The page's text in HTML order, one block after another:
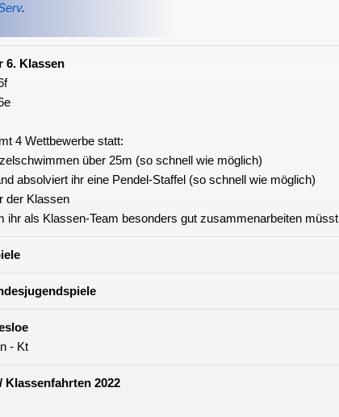
.
6. Klassen
4 Wettbewerbe statt:
über 25m (so schnell wie möglich)
absolviert ihr eine Pendel-Staffel (so schnell wie möglich)
der Klassen
ihr als Klassen-Team besonders gut zusammenarbeiten müsst
- Kt
Klassenfahrten 2022